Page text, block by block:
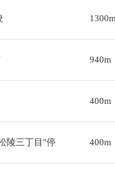
940m
400m
陵三丁目"停 400m